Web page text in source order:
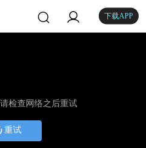
下载APP
检查网络之后重试
重试